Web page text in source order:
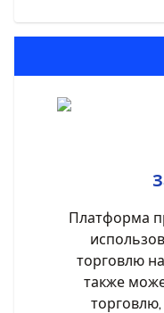
Платформа
торговлю
также